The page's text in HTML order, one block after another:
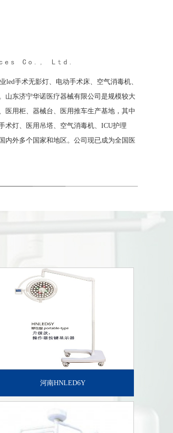
手术无影灯、电动手术床、空气消毒机、
山东济宁华诺医疗器械有限公司是规模较大
医用柜、器械台、医用推车生产基地，其中
术灯、医用吊塔、空气消毒机、ICU护理
内外多个国家和地区。公司现已成为全国医
河南HNLED6Y